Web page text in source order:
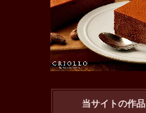
当サイトの作品